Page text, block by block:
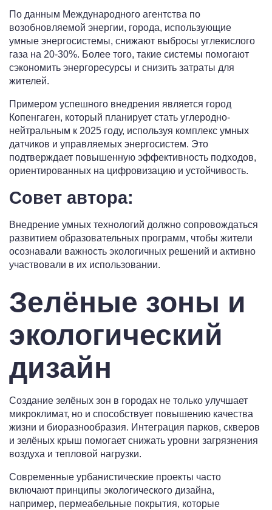
По данным Международного агентства по
возобновляемой энергии, города, использующие
умные энергосистемы, снижают выбросы углекислого
газа на 20-30%. Более того, такие системы помогают
сэкономить энергоресурсы и снизить затраты для
жителей.
Примером успешного внедрения является город
Копенгаген, который планирует стать углеродно-
нейтральным к 2025 году, используя комплекс умных
датчиков и управляемых энергосистем. Это
подтверждает повышенную эффективность подходов,
ориентированных на цифровизацию и устойчивость.
Совет автора:
Внедрение умных технологий должно сопровождаться
развитием образовательных программ, чтобы жители
осознавали важность экологичных решений и активно
участвовали в их использовании.
Зелёные зоны и
экологический
дизайн
Создание зелёных зон в городах не только улучшает
микроклимат, но и способствует повышению качества
жизни и биоразнообразия. Интеграция парков, скверов
и зелёных крыш помогает снижать уровни загрязнения
воздуха и тепловой нагрузки.
Современные урбанистические проекты часто
включают принципы экологического дизайна,
например, пермеабельные покрытия, которые